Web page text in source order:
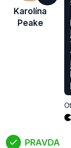
Karolína
Peake
PRAVDA